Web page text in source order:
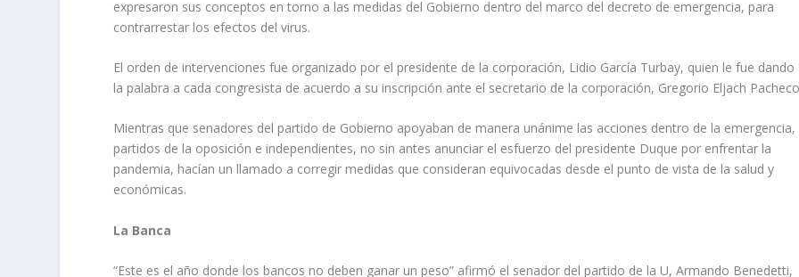
expresaron sus conceptos en torno a las medidas del Gobierno dentro del marco del decreto de emergencia, para
contrarrestar los efectos del virus.
El orden de intervenciones fue organizado por el presidente de la corporación, Lidio García Turbay, quien le fue dando
la palabra a cada congresista de acuerdo a su inscripción ante el secretario de la corporación, Gregorio Eljach
Mientras que senadores del partido de Gobierno apoyaban de manera unánime las acciones dentro de la emergencia,
partidos de la oposición e independientes, no sin antes anunciar el esfuerzo del presidente Duque por enfrentar la
pandemia, hacían un llamado a corregir medidas que consideran equivocadas desde el punto de vista de la salud y
económicas.
La Banca
“Este es el año donde los bancos no deben ganar un peso” afirmó el senador del partido de la U, Armando Benedetti,